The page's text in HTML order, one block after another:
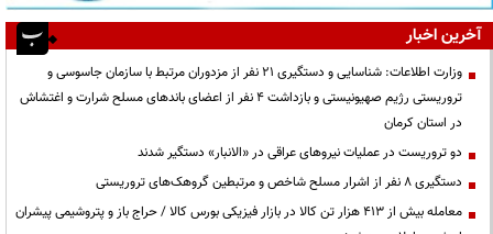
آخرین اخبار
وزارت اطلاعات: شناسایی و دستگیری ۲۱ نفر از مزدوران مرتبط با سازمان جاسوسی و
تروریستی رژیم صهیونیستی و بازداشت ۴ نفر از اعضای باندهای مسلح شرارت و اغتشاش
در استان کرمان
دو تروریست در عملیات نیروهای عراقی در «الانبار» دستگیر شدند
دستگیری ۸ نفر از اشرار مسلح شاخص و مرتبطین گروهک‌های تروریستی
معامله بیش از ۴۱۳ هزار تن کالا در بازار فیزیکی بورس کالا / حراج باز و پتروشیمی پیشران